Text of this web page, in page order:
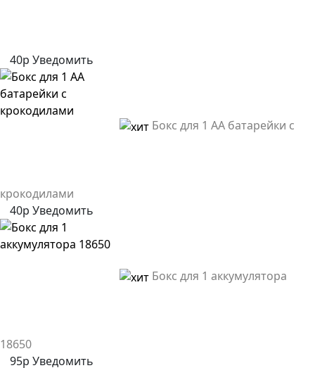
40р Уведомить
Бокс для 1 AA батарейки с
крокодилами
40р Уведомить
Бокс для 1 аккумулятора
18650
95р Уведомить